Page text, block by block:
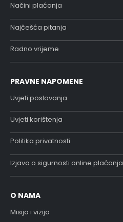
Načini plaćanja
Najčešća pitanja
Radno vrijeme
PRAVNE NAPOMENE
Uvjeti poslovanja
Uvjeti korištenja
Politika privatnosti
Izjava o sigurnosti online plaćanja
O NAMA
Misija i vizija